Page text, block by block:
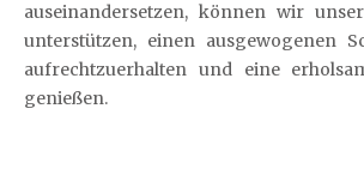
auseinandersetzen, können wir
unterstützen, einen ausgewogenen
aufrechtzuerhalten und eine
genießen.